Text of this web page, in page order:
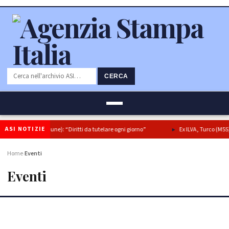
CERCA
ASI NOTIZIE
Comune): “Diritti da tutelare ogni giorno” Ex ILVA, Turco (M5S):
HomeEventi
Eventi